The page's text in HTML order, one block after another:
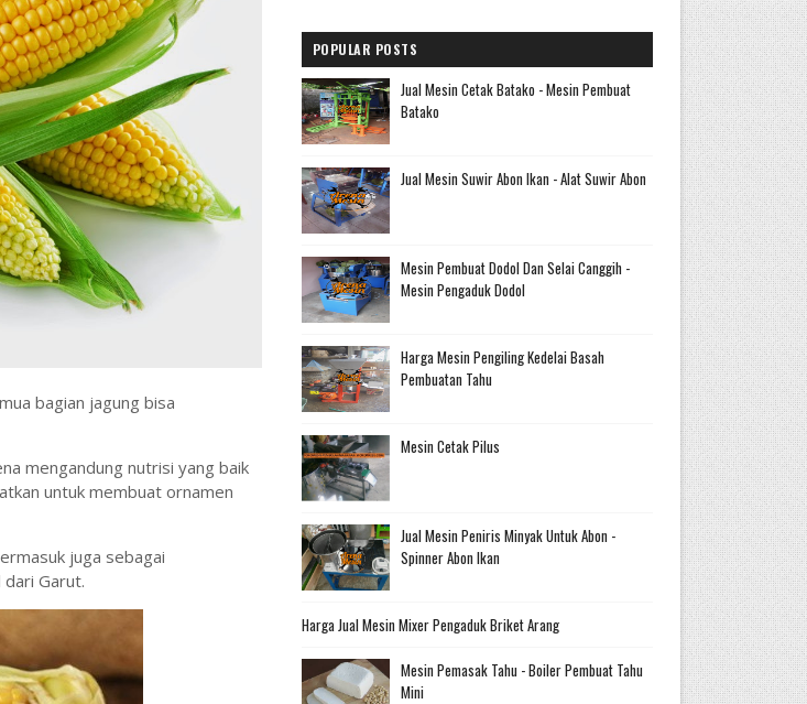
bagian jagung bisa
mengandung nutrisi yang baik
untuk membuat ornamen
juga sebagai
dari Garut.
POPULAR POSTS
Jual Mesin Cetak Batako - Mesin Pembuat
Batako
Jual Mesin Suwir Abon Ikan - Alat Suwir Abon
Mesin Pembuat Dodol Dan Selai Canggih -
Mesin Pengaduk Dodol
Harga Mesin Pengiling Kedelai Basah
Pembuatan Tahu
Mesin Cetak Pilus
Jual Mesin Peniris Minyak Untuk Abon -
Spinner Abon Ikan
Harga Jual Mesin Mixer Pengaduk Briket Arang
Mesin Pemasak Tahu - Boiler Pembuat Tahu
Mini